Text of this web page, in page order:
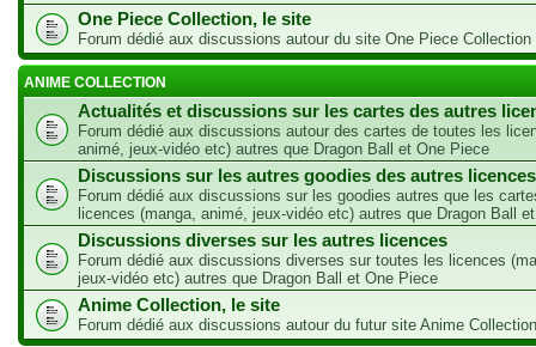
One Piece Collection, le site
Forum dédié aux discussions autour du site One Piece Collection
ANIME COLLECTION
Actualités et discussions sur les cartes des autres
Forum dédié aux discussions autour des cartes de toutes les
animé, jeux-vidéo etc) autres que Dragon Ball et One Piece
Discussions sur les autres goodies des autres licences
Forum dédié aux discussions sur les goodies autres que les
licences (manga, animé, jeux-vidéo etc) autres que Dragon Ball
Discussions diverses sur les autres licences
Forum dédié aux discussions diverses sur toutes les licences
jeux-vidéo etc) autres que Dragon Ball et One Piece
Anime Collection, le site
Forum dédié aux discussions autour du futur site Anime Collection